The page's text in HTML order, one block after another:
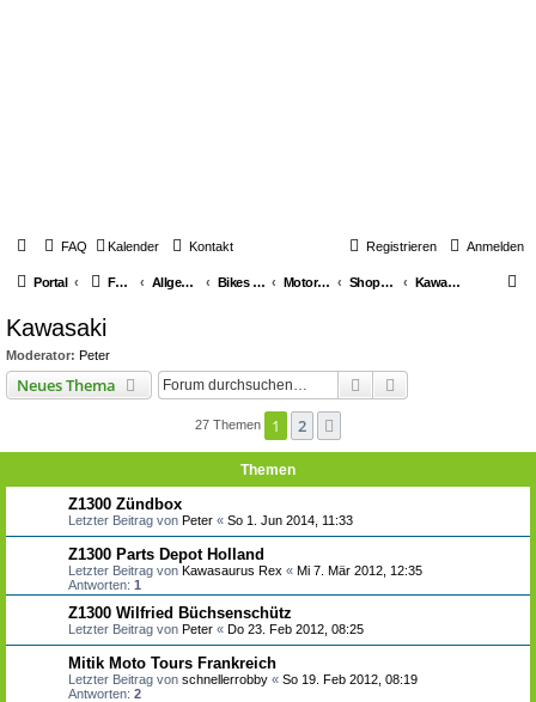
FAQ Kalender Kontakt Anmelden
Registrieren
Portal Foren-Übersicht Allgemeines über Youngtimerbikes Bikes & Generelle Themen Motorräder Shops für Youngtimer Bikes Kawasaki
Kawasaki
Moderator: Peter
Neues Thema Suche
27 Themen 1 2
Themen
Z1300 Zündbox
Letzter Beitrag von Peter « So 1. Jun 2014, 11:33
Z1300 Parts Depot Holland
Letzter Beitrag von Kawasaurus Rex « Mi 7. Mär 2012, 12:35
Antworten: 1
Z1300 Wilfried Büchsenschütz
Letzter Beitrag von Peter « Do 23. Feb 2012, 08:25
Mitik Moto Tours Frankreich
Letzter Beitrag von schnellerrobby « So 19. Feb 2012, 08:19
Antworten: 2